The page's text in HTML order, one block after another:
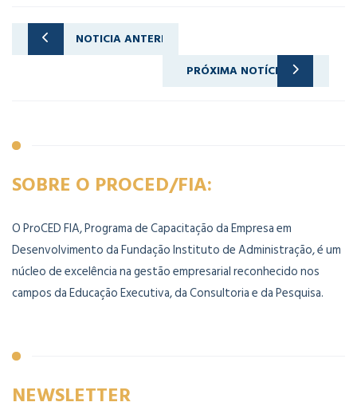
NOTICIA ANTERIOR
PRÓXIMA NOTÍCIA
SOBRE O PROCED/FIA:
O ProCED FIA, Programa de Capacitação da Empresa em
Desenvolvimento da Fundação Instituto de Administração, é um
núcleo de excelência na gestão empresarial reconhecido nos
campos da Educação Executiva, da Consultoria e da Pesquisa.
NEWSLETTER